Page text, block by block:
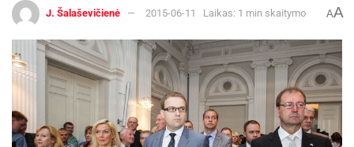
J. Šalaševičienė 2015-06-11 Laikas: 1 min skaitymo AA